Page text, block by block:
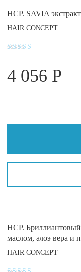
HCP. SAVIA
HAIR CONCEPT
из 5
4 056 Р
HCP.
маслом, алоэ вера и
HAIR CONCEPT